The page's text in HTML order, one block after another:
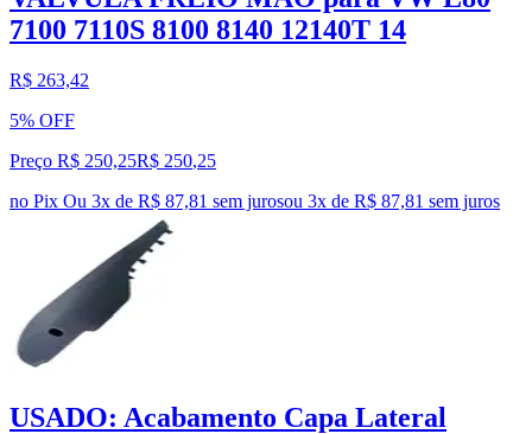
7100 7110S 8100 8140 12140T 14
R$ 263,42
5% OFF
Preço R$ 250,25R$ 250,25
no Pix Ou 3x de R$ 87,81 sem jurosou 3x de R$ 87,81 sem juros
USADO: Acabamento Capa Lateral